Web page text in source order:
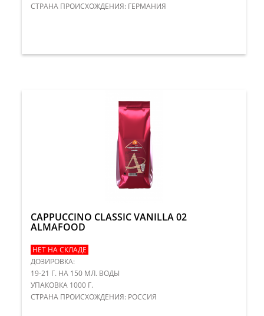
​СТРАНА ПРОИСХОЖДЕНИЯ: ГЕРМАНИЯ
CAPPUCCINO CLASSIC VANILLA 02
ALMAFOOD
НЕТ НА СКЛАДЕ
ДОЗИРОВКА:
19-21 Г. НА 150 МЛ. ВОДЫ
УПАКОВКА 1000 Г.
СТРАНА ПРОИСХОЖДЕНИЯ: РОССИЯ